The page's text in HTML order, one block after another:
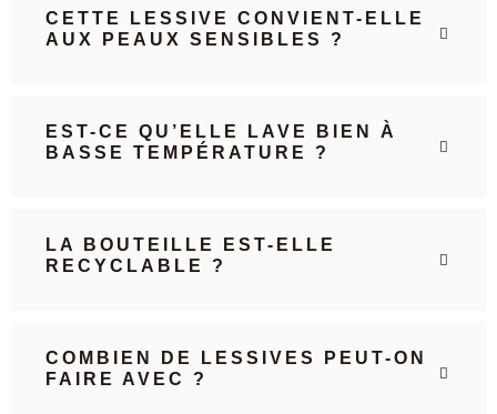
CETTE LESSIVE CONVIENT-ELLE
AUX PEAUX SENSIBLES ?
EST-CE QU’ELLE LAVE BIEN À
BASSE TEMPÉRATURE ?
LA BOUTEILLE EST-ELLE
RECYCLABLE ?
COMBIEN DE LESSIVES PEUT-ON
FAIRE AVEC ?